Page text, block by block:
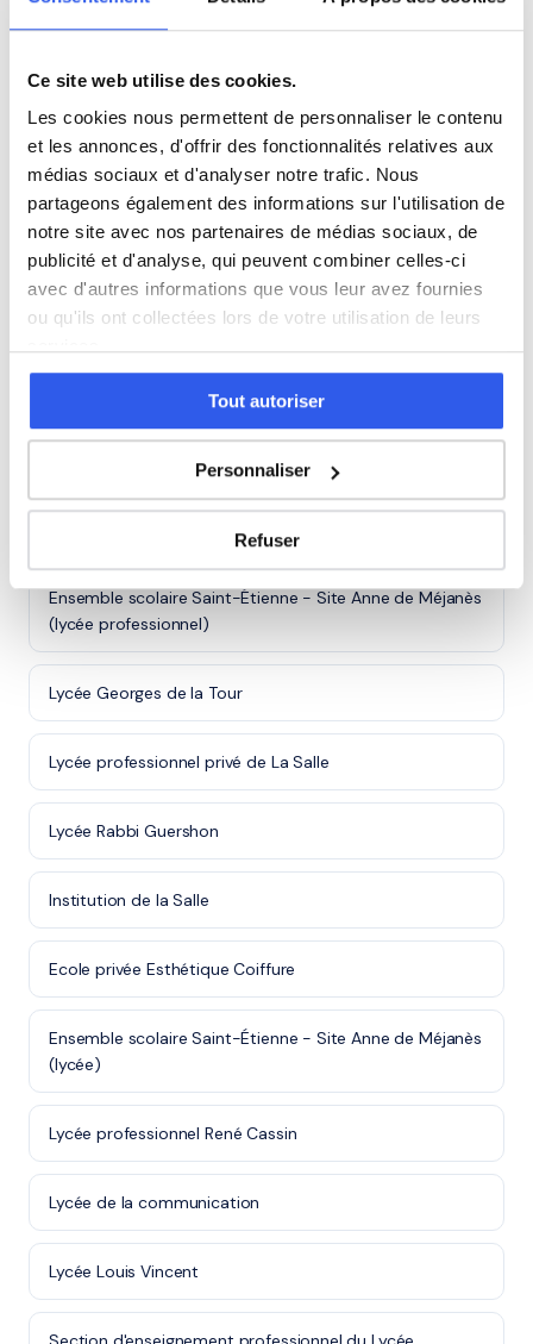
Ce site web utilise des cookies.
Les cookies nous permettent de personnaliser le contenu
et les annonces, d'offrir des fonctionnalités relatives aux
médias sociaux et d'analyser notre trafic. Nous
partageons également des informations sur l'utilisation de
notre site avec nos partenaires de médias sociaux, de
publicité et d'analyse, qui peuvent combiner celles-ci
avec d'autres informations que vous leur avez fournies
ou qu'ils ont collectées lors de votre utilisation de leurs
Tout autoriser
Personnaliser
Refuser
Cours particuliers à Thionville (57)
Cours particuliers à Sarreguemines (57)
Cours particuliers à Forbach (57)
Cours particuliers à Montigny-lès-Metz (57)
Cours particuliers à Yutz (57)
Cours particuliers à Hayange (57)
Lycées à Metz
Lycée des métiers de l'hôtellerie et de la restauration
Ensemble scolaire Saint-Étienne - Site Anne de Méjanès
(lycée professionnel)
Lycée Georges de la Tour
Lycée professionnel privé de La Salle
Lycée Rabbi Guershon
Institution de la Salle
Ecole privée Esthétique Coiffure
Ensemble scolaire Saint-Étienne - Site Anne de Méjanès
(lycée)
Lycée professionnel René Cassin
Lycée de la communication
Lycée Louis Vincent